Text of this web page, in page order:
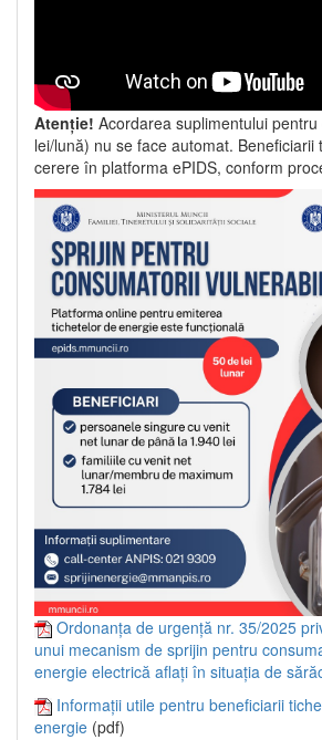
Atenție! Acordarea suplimentului
lei/lună) nu se face automat. Beneficiarii
cerere în platforma ePIDS, conform
Ordonanța de urgență nr. 35/2025
unui mecanism de sprijin pentru
energie electrică aflați în situația de
Informații utile pentru beneficiarii
energie (pdf)